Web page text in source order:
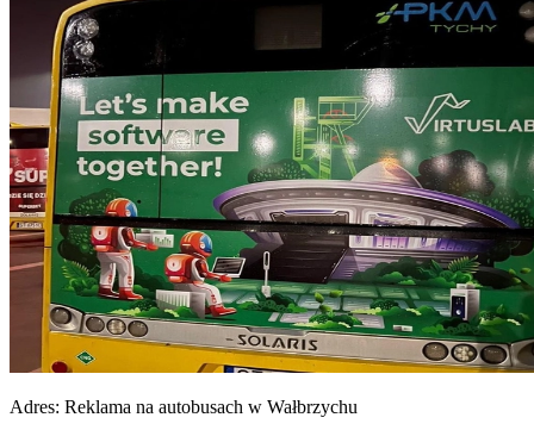
Adres: Reklama na autobusach w Wałbrzychu